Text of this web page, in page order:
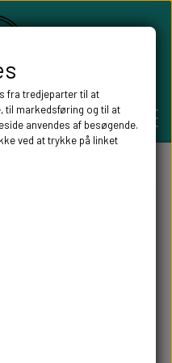
GAVER
FIGURER
FIGURER
fra tredjeparter til at
til markedsføring og til at
anvendes af besøgende.
ved at trykke på linket